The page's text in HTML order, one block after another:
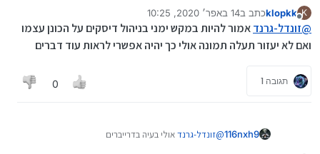
@ זונדל-גרנדאולי צריך להגדיר לו אות
K
מנותק
klopkkכתב ב14 באפר׳ 2020, 10:25
נערך לאחרונה על ידי
@זונדל-גרנדאמור להיות במקש ימני בניהול דיסקים על הכונן עצמו
ואם לא יעזור תעלה תמונה אולי כך יהיה אפשרי לראות עוד דברים
תגובה 1 0
116nxh9
@זונדל-גרנדאולי בעיה בדרייברים